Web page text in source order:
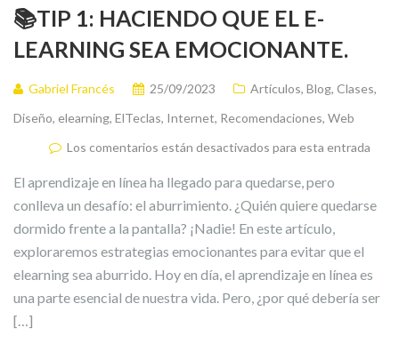
📚TIP 1: HACIENDO QUE EL E-
LEARNING SEA EMOCIONANTE.
Gabriel Francés 25/09/2023 Artículos, Blog, Clases,
Diseño, elearning, ElTeclas, Internet, Recomendaciones, Web
Los comentarios están desactivados para esta entrada
El aprendizaje en línea ha llegado para quedarse, pero
conlleva un desafío: el aburrimiento. ¿Quién quiere quedarse
dormido frente a la pantalla? ¡Nadie! En este artículo,
exploraremos estrategias emocionantes para evitar que el
elearning sea aburrido. Hoy en día, el aprendizaje en línea es
una parte esencial de nuestra vida. Pero, ¿por qué debería ser
[…]